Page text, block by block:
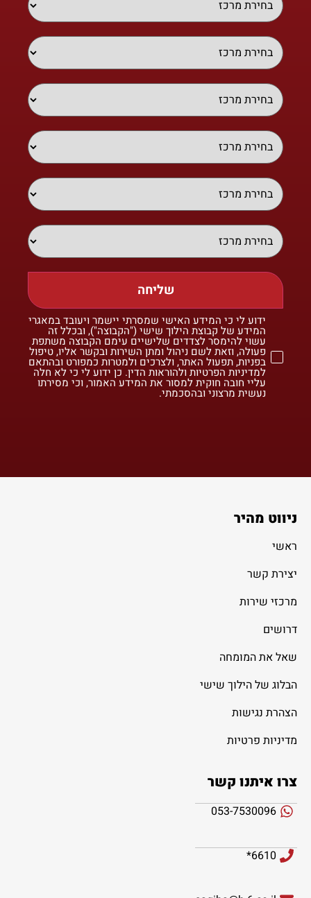
שליחה
ידוע לי כי המידע האישי שמסרתי יישמר ויעובד במאגרי
המידע של קבוצת הילוך שישי ("הקבוצה"), ובכלל זה
עשוי להימסר לצדדים שלישיים עימם הקבוצה משתפת
פעולה, וזאת לשם ניהול ומתן השירות ובקשר אליו, טיפול
בפניות, תפעול האתר, ולצרכים ולמטרות כמפורט ובהתאם
למדיניות הפרטיות ולהוראות הדין. כן ידוע לי כי לא חלה
עליי חובה חוקית למסור את המידע האמור, וכי מסירתו
נעשית מרצוני ובהסכמתי.
ניווט מהיר
ראשי
יצירת קשר
מרכזי שירות
דרושים
שאל את המומחה
הבלוג של הילוך שישי
הצהרת נגישות
מדיניות פרטיות
צרו איתנו קשר
053-7530096
6610*